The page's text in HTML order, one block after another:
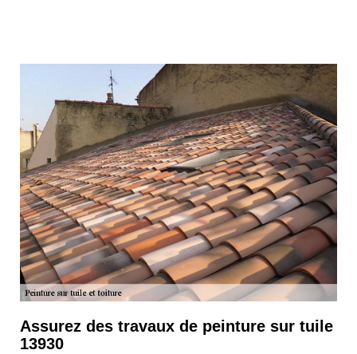
Assurez des travaux de peinture sur tuile
13930